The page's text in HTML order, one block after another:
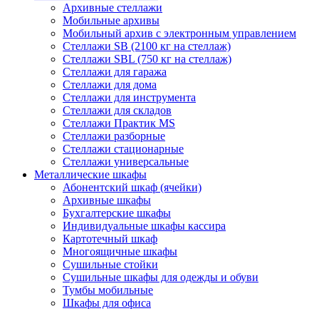
Архивные стеллажи
Мобильные архивы
Мобильный архив с электронным управлением
Стеллажи SB (2100 кг на стеллаж)
Стеллажи SBL (750 кг на стеллаж)
Стеллажи для гаража
Стеллажи для дома
Стеллажи для инструмента
Стеллажи для складов
Стеллажи Практик MS
Стеллажи разборные
Стеллажи стационарные
Стеллажи универсальные
Металлические шкафы
Абонентский шкаф (ячейки)
Архивные шкафы
Бухгалтерские шкафы
Индивидуальные шкафы кассира
Картотечный шкаф
Многоящичные шкафы
Сушильные стойки
Сушильные шкафы для одежды и обуви
Тумбы мобильные
Шкафы для офиса